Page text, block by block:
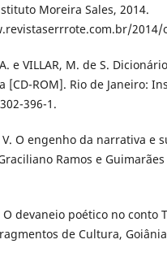
Moreira Sales, 2014.
2014/
e VILLAR, M. de S.
[CD-ROM]. Rio de Janeiro:
396-1.
V. O engenho da narrativa e
Ramos e Guimarães
O devaneio poético no
de Cultura,